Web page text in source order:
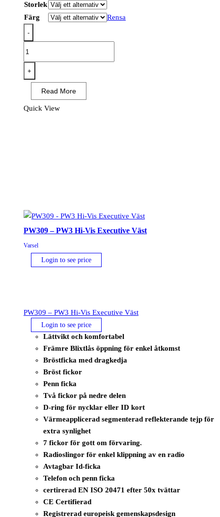
Storlek
Färg
Rensa
-
PW3
Hi-
Klass
+
Read More
Quick View
PW309 – PW3 Hi-Vis Executive Väst
Varsel
Login to see price
PW309 – PW3 Hi-Vis Executive Väst
Login to see price
Lättvikt och komfortabel
Främre Blixtlås öppning för enkel åtkomst
Bröstficka med dragkedja
Bröst fickor
Penn ficka
Två fickor på nedre delen
D-ring för nycklar eller ID kort
Värmeapplicerad segmenterad reflekterande tejp för
extra synlighet
7 fickor för gott om förvaring.
Radioslingor för enkel klippning av en radio
Avtagbar Id-ficka
Telefon och penn ficka
certirerad EN ISO 20471 efter 50x tvättar
CE Certifierad
Registrerad europeisk gemenskapsdesign